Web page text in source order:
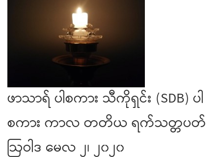
ဖာသာရ် ပါစကား သီကိုရှင်း (SDB) ပါ
စကား ကာလ တတိယ ရက်သတ္တပတ်
ဩဝါဒ မေလ ၂၊ ၂၀၂၀